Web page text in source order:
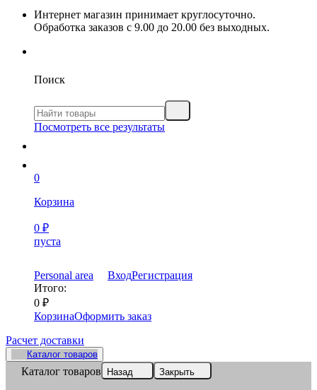
Интернет магазин принимает круглосуточно.
Обработка заказов с 9.00 до 20.00 без выходных.
Поиск
Посмотреть все результаты
0
Корзина
0 ₽
пуста
Personal area ВходРегистрация
Итого:
0 ₽
КорзинаОформить заказ
Расчет доставки
Каталог товаров
Каталог товаров Назад Закрыть